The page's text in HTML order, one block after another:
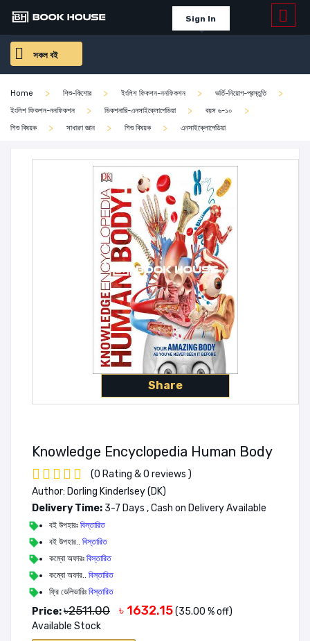
Sign In
সকল বই
Home শিশু-কিশোর ইংলিশ ফিকশন-ননফিকশন
ভর্তি-নিয়োগ-প্রস্তুতি
ইংলিশ ফিকশন-ননফিকশন
ডিকশনারি-এনসাইক্লোপেডিয়া
বয়স ৬-১০
শিশু বিষয়ক
সাধারণ জ্ঞান শিশু বিষয়ক এনসাইক্লোপেডিয়া
Share
Knowledge Encyclopedia Human Body
(0 Rating & 0 reviews )
Author: Dorling Kinderlsey (DK)
Delivery Time: 3-7 Days , Cash on Delivery Available
বই উপহারঃ বিস্তারিত
বই উপহার.. বিস্তারিত
কম্বো অফারঃ বিস্তারিত
কম্বো অফার.. বিস্তারিত
ফ্রি ডেলিভারিঃ বিস্তারিত
Price:৳2511.00 ৳ 1632.15(35.00 % off)
Available Stock